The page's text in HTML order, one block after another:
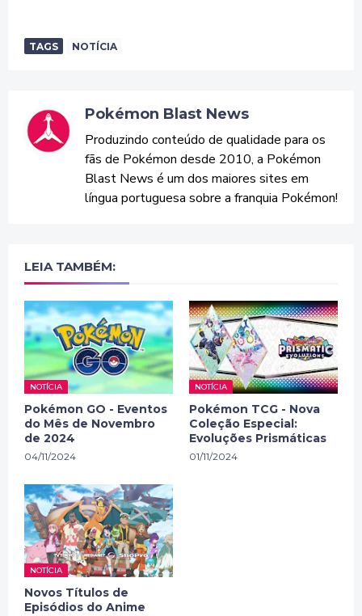
TAGS NOTÍCIA
Pokémon Blast News
Produzindo conteúdo de qualidade para os
fãs de Pokémon desde 2010, a Pokémon
Blast News é um dos maiores sites em
língua portuguesa sobre a franquia Pokémon!
LEIA TAMBÉM:
NOTÍCIA
Pokémon GO - Eventos
do Mês de Novembro
de 2024
04/11/2024
NOTÍCIA
Pokémon TCG - Nova
Coleção Especial:
Evoluções Prismáticas
01/11/2024
NOTÍCIA
Novos Títulos de
Episódios do Anime